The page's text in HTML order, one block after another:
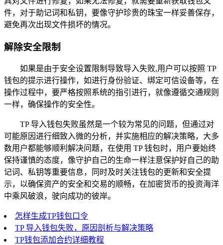
件，对于助记词和私钥，要像守护珍贵的珠宝一样妥善保存，
避免再次出现文件损坏的情况。
解除安全限制
如果是由于安全设置限制导致导入失败,用户可以按照 TP
钱包的提示进行操作，如进行身份验证、绑定可信设备等，在
操作过程中，要严格按照系统的指引进行，就像遵循交通规则
一样，确保操作的安全性。
TP 导入钱包失败虽然是一个较为常见的问题，但通过对
可能原因进行细致入微的分析，并实施相应的解决策略，大多
数用户都能够顺利解决问题，在使用 TP 钱包时，用户要始终
保持谨慎的态度，像守护自己的生命一样注意保护好自己的助
记词、私钥等重要信息，同时及时关注钱包的更新和安全提
示，以确保资产的安全和交易的顺畅，在加密货币的投资海洋
中乘风破浪，驶向成功的彼岸。
怎样生成TP钱包口令
TP 导入钱包失败，原因剖析与解决策略
TP钱包添加合约详细教程